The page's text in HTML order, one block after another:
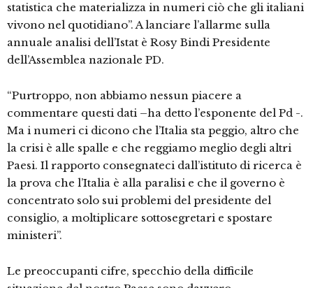
statistica che materializza in numeri ciò che gli italiani
vivono nel quotidiano”. A lanciare l’allarme sulla
annuale analisi dell’Istat è Rosy Bindi Presidente
dell’Assemblea nazionale PD.
“Purtroppo, non abbiamo nessun piacere a
commentare questi dati –ha detto l’esponente del Pd -.
Ma i numeri ci dicono che l’Italia sta peggio, altro che
la crisi è alle spalle e che reggiamo meglio degli altri
Paesi. Il rapporto consegnateci dall’istituto di ricerca è
la prova che l’Italia è alla paralisi e che il governo è
concentrato solo sui problemi del presidente del
consiglio, a moltiplicare sottosegretari e spostare
ministeri”.
Le preoccupanti cifre, specchio della difficile